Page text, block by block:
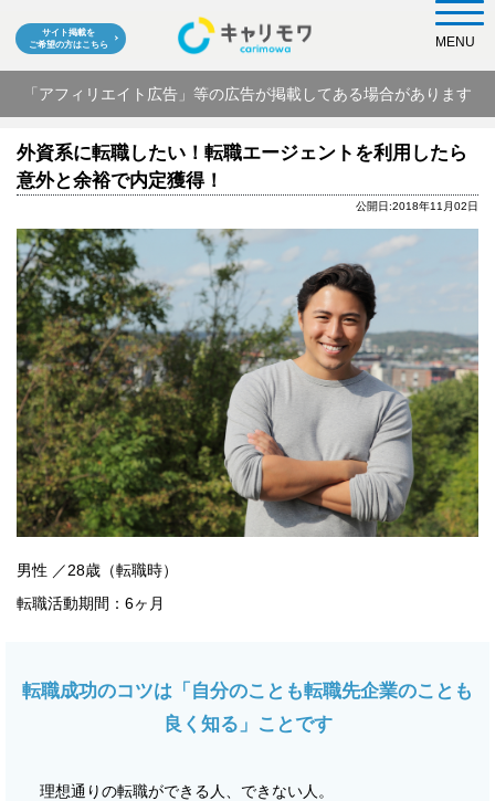
サイト掲載を
ご希望の方はこちら
「アフィリエイト広告」等の広告が掲載してある場合があります
MENU
外資系に転職したい！転職エージェントを利用したら
意外と余裕で内定獲得！
公開日:2018年11月02日
男性 ／28歳（転職時）
転職活動期間：6ヶ月
転職成功のコツは「自分のことも転職先企業のことも
良く知る」ことです
理想通りの転職ができる人、できない人。